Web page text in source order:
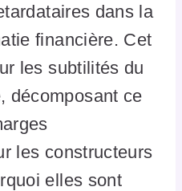
dans la
financière. Cet
les subtilités du
décomposant ce
les constructeurs
elles sont